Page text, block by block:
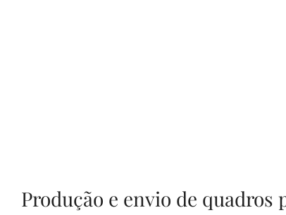
Produção e envio de quadros